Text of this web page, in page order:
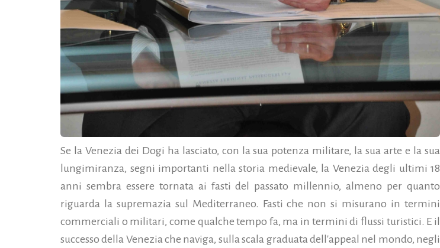
Se la Venezia dei Dogi ha lasciato, con la sua potenza militare, la sua arte e la sua
lungimiranza, segni importanti nella storia medievale, la Venezia degli ultimi 18
anni sembra essere tornata ai fasti del passato millennio, almeno per quanto
riguarda la supremazia sul Mediterraneo. Fasti che non si misurano in termini
commerciali o militari, come qualche tempo fa, ma in termini di flussi turistici. E il
successo della Venezia che naviga, sulla scala graduata dell'appeal nel mondo, negli